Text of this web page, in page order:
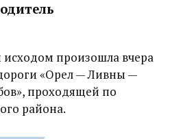
исходом произошла вчера
«Орел — Ливны —
проходящей по
района.